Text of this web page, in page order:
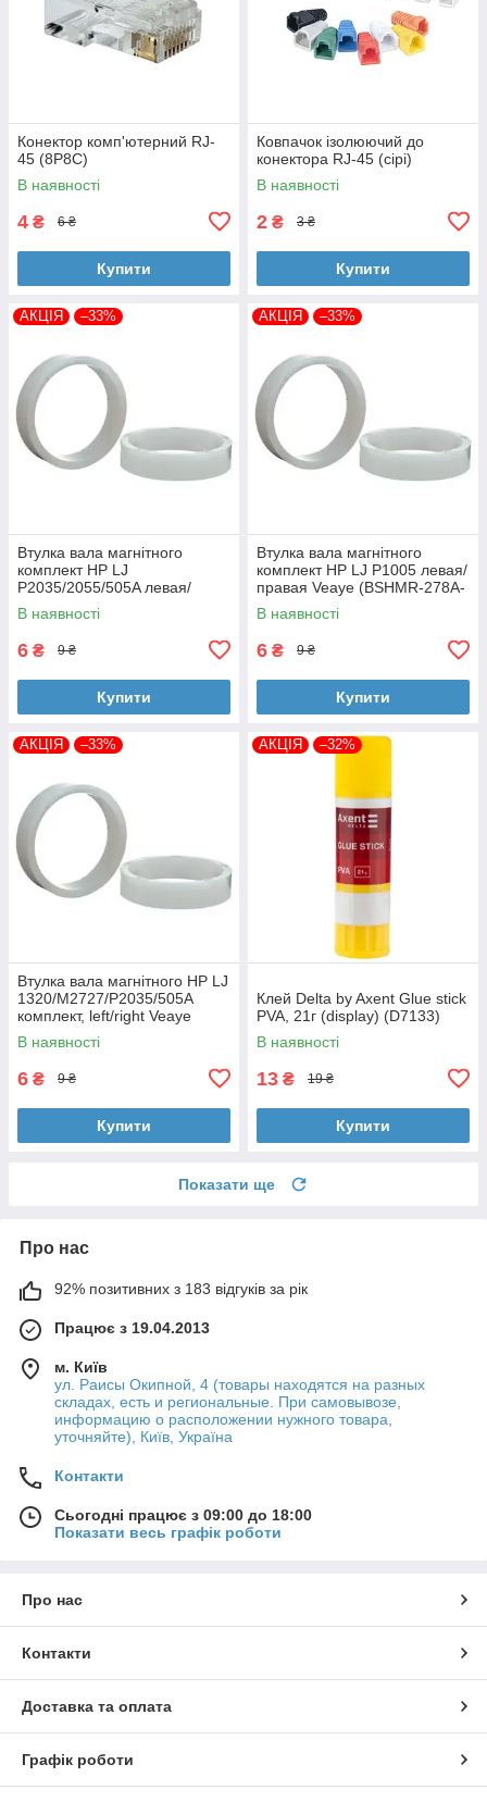
Конектор комп'ютерний RJ-
45 (8P8C)
В наявності
4 ₴ 6 ₴
Купити
Ковпачок ізолюючий до
конектора RJ-45 (сірі)
В наявності
2 ₴ 3 ₴
Купити
АКЦІЯ –33%
Втулка вала магнітного
комплект HP LJ
P2035/2055/505A левая/
правая Veaye (BSHMR-505A-
VE)
В наявності
6 ₴ 9 ₴
Купити
АКЦІЯ –33%
Втулка вала магнітного
комплект HP LJ P1005 левая/
правая Veaye (BSHMR-278A-
VE)
В наявності
6 ₴ 9 ₴
Купити
АКЦІЯ –33%
Втулка вала магнітного HP LJ
1320/M2727/P2035/505A
комплект, left/right Veaye
(BSHMR-505U-VE)
В наявності
6 ₴ 9 ₴
Купити
АКЦІЯ –32%
Клей Delta by Axent Glue stick
PVA, 21г (display) (D7133)
В наявності
13 ₴ 19 ₴
Купити
Показати ще
Про нас
92% позитивних з 183 відгуків за рік
Працює з 19.04.2013
м. Київ
ул. Раисы Окипной, 4 (товары находятся на разных
складах, есть и региональные. При самовывозе,
информацию о расположении нужного товара,
уточняйте), Київ, Україна
Контакти
Сьогодні працює з 09:00 до 18:00
Показати весь графік роботи
Про нас
Контакти
Доставка та оплата
Графік роботи